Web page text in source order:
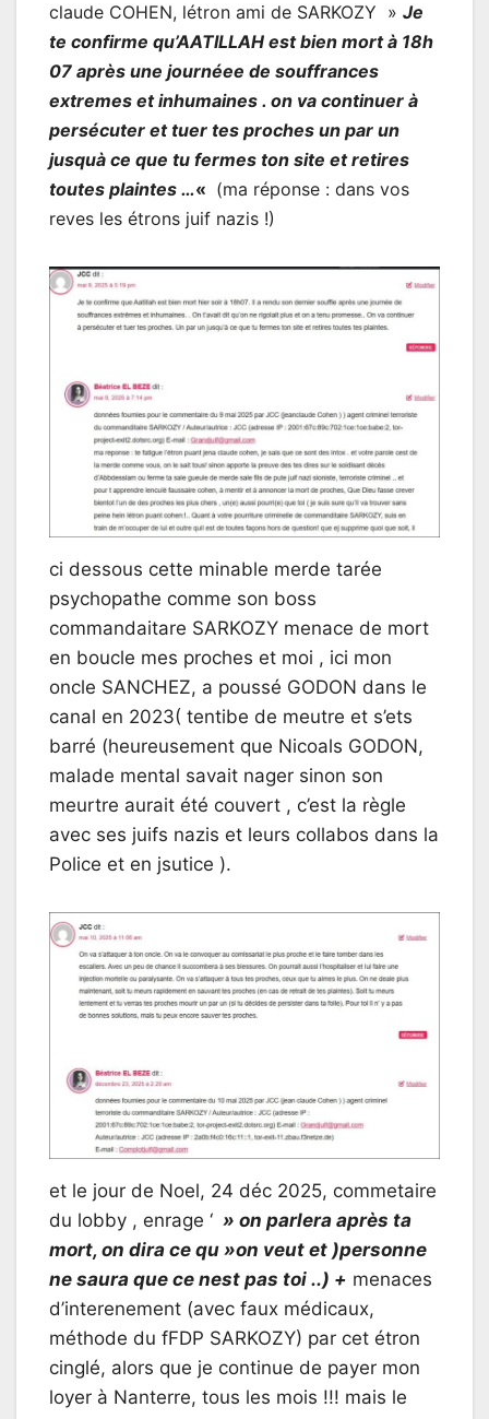
claude COHEN, létron ami de SARKOZY » Je
te confirme qu’AATILLAH est bien mort à 18h
07 après une journéee de souffrances
extremes et inhumaines . on va continuer à
persécuter et tuer tes proches un par un
jusquà ce que tu fermes ton site et retires
toutes plaintes …« (ma réponse : dans vos
reves les étrons juif nazis !)
ci dessous cette minable merde tarée
psychopathe comme son boss
commandaitare SARKOZY menace de mort
en boucle mes proches et moi , ici mon
oncle SANCHEZ, a poussé GODON dans le
canal en 2023( tentibe de meutre et s’ets
barré (heureusement que Nicoals GODON,
malade mental savait nager sinon son
meurtre aurait été couvert , c’est la règle
avec ses juifs nazis et leurs collabos dans la
Police et en jsutice ).
et le jour de Noel, 24 déc 2025, commetaire
du lobby , enrage ‘ » on parlera après ta
mort, on dira ce qu »on veut et )personne
ne saura que ce nest pas toi ..) + menaces
d’interenement (avec faux médicaux,
méthode du fFDP SARKOZY) par cet étron
cinglé, alors que je continue de payer mon
loyer à Nanterre, tous les mois !!! mais le